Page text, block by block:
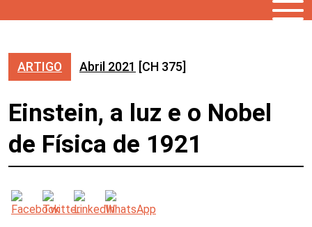
ARTIGO Abril 2021 [CH 375]
Einstein, a luz e o Nobel
de Física de 1921